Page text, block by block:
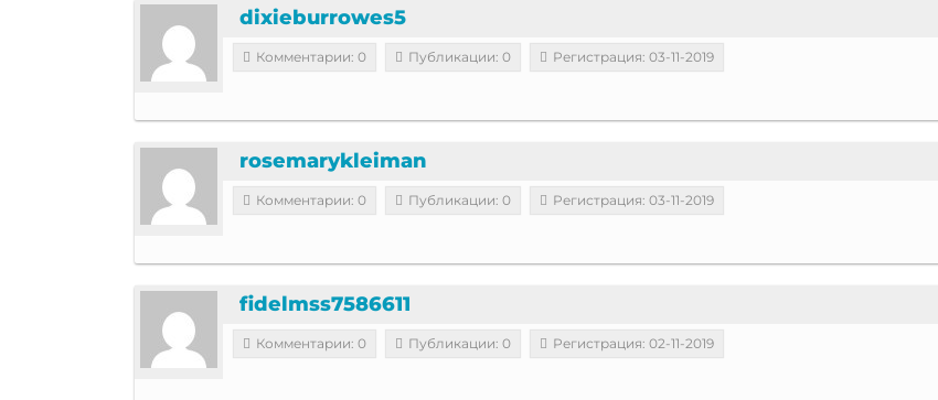
dixieburrowes5
Комментарии: 0 Публикации: 0 Регистрация: 03-11-2019
rosemarykleiman
Комментарии: 0 Публикации: 0 Регистрация: 03-11-2019
fidelmss7586611
Комментарии: 0 Публикации: 0 Регистрация: 02-11-2019